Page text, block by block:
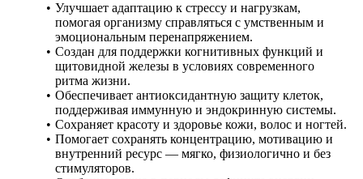
Улучшает адаптацию к стрессу и нагрузкам,
помогая организму справляться с умственным и
эмоциональным перенапряжением.
Создан для поддержки когнитивных функций и
щитовидной железы в условиях современного
ритма жизни.
Обеспечивает антиоксидантную защиту клеток,
поддерживая иммунную и эндокринную системы.
Сохраняет красоту и здоровье кожи, волос и ногтей.
Помогает сохранять концентрацию, мотивацию и
внутренний ресурс — мягко, физиологично и без
стимуляторов.